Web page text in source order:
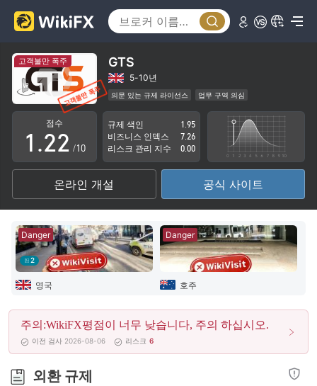
고객불만 폭주 GTS
5-10년
의문 있는 규제 라이선스
업무 구역 의심
잠재적 위험성이 높음
점수
0
1
2
3
4
5
6
7
8
9
.
0
1
2
3
4
5
6
7
8
9
0
1
2
3
4
5
6
8
9
/10
규제 색인
1.95
비즈니스 인덱스
7.26
리스크 관리 지수
0.00
온라인 개설 공식 사이트
2
Danger
영국
Danger
호주
주의:WikiFX평점이 너무 낮습니다, 주의 하십시오.
이전 검사 2026-08-06 리스크 6
외환 규제